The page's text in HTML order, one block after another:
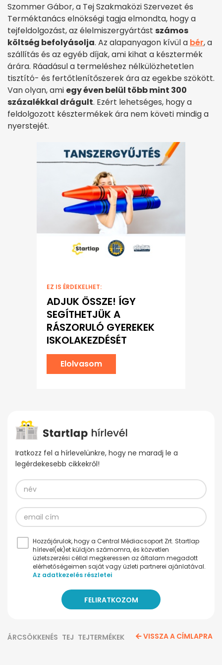
Szommer Gábor, a Tej Szakmaközi Szervezet és
Terméktanács elnökségi tagja elmondta, hogy a
tejfeldolgozást, az élelmiszergyártást számos
költség befolyásolja. Az alapanyagon kívül a bér, a
szállítás és az egyéb díjak, ami kihat a késztermék
árára. Ráadásul a termeléshez nélkülözhetetlen
tisztító- és fertőtlenítőszerek ára az egekbe szökött.
Van olyan, ami egy éven belül több mint 300
százalékkal drágult. Ezért lehetséges, hogy a
feldolgozott késztermékek ára nem követi mindig a
nyerstejét.
EZ IS ÉRDEKELHET:
ADJUK ÖSSZE! ÍGY
SEGÍTHETJÜK A
RÁSZORULÓ GYEREKEK
ISKOLAKEZDÉSÉT
Elolvasom
Iratkozz fel a hírlevelünkre, hogy ne maradj le a
legérdekesebb cikkekről!
Hozzájárulok, hogy a Central Médiacsoport Zrt. Startlap
hírlevel(ek)et küldjön számomra, és közvetlen
üzletszerzési céllal megkeressen az általam megadott
elérhetőségeimen saját vagy üzleti partnerei ajánlatával.
Az adatkezelés részletei
ÁRCSÖKKENÉS TEJ TEJTERMÉKEK VISSZA A CÍMLAPRA